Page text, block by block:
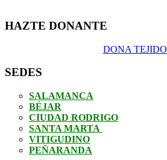
HAZTE DONANTE
DONA TEJIDO
SEDES
SALAMANCA
BÉJAR
CIUDAD RODRIGO
SANTA MARTA
VITIGUDINO
PEÑARANDA